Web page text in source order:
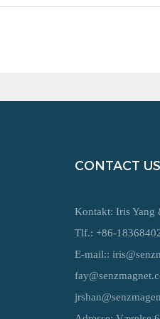
CONTACT US
Kontakt: Iris Yang
Tlf.: +86-
E-mail::